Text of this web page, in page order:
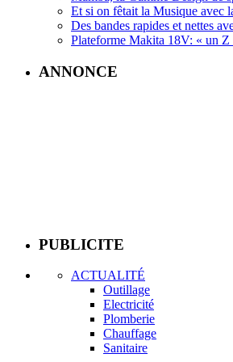
Et si on fêtait la Musique avec
Des bandes rapides et nettes
Plateforme Makita 18V: « un Z
ANNONCE
PUBLICITE
ACTUALITÉ
Outillage
Electricité
Plomberie
Chauffage
Sanitaire